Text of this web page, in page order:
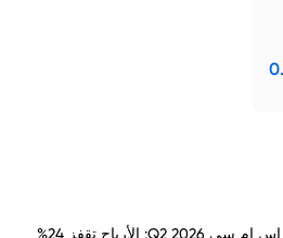
نتائج اس ام سي Q2 2026: الأرباح تقفز 24%